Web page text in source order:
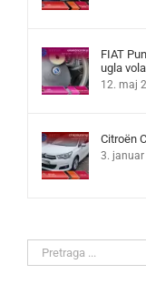
FIAT
ugla
12. maj
Citroën
3.
Search
for: